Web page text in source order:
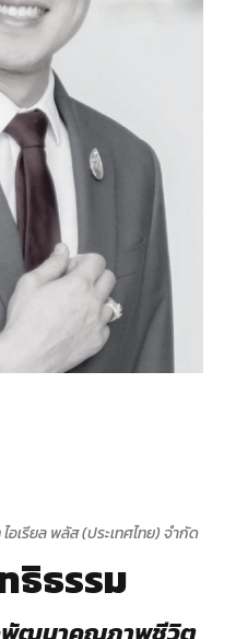
รียล พลัส (ประเทศไทย) จำกัด
ธิธรรม